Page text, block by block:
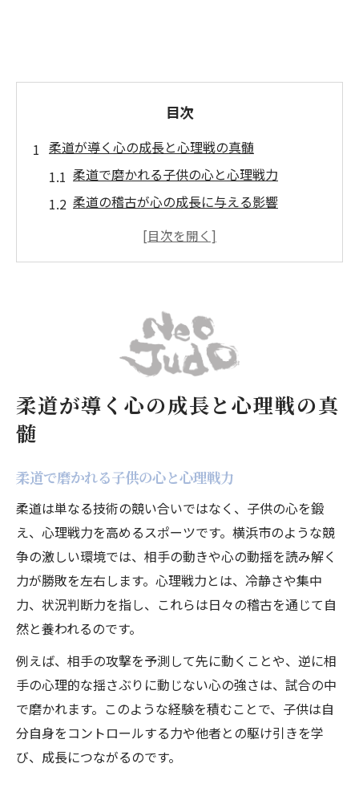
目次
柔道が導く心の成長と心理戦の真髄
柔道で磨かれる子供の心と心理戦力
柔道の稽古が心の成長に与える影響
心理戦に強くなる柔道独自の育成法
柔道心理戦で学ぶ自己調整力と共感力
横浜市で学ぶ柔道心理戦の魅力とは
横浜市の柔道指導が心理戦力を育む理由
力
横浜市で体験できる柔道心理戦の実践例
み
心理戦を極める子供たちの柔道体験記
柔道心理戦を乗り越えた子供の成長エピソ
ード
柔道で学ぶ心理戦が日常生活に役立つ瞬間
心理戦を通じて自信を得た子供たちの声
柔道経験者が語る心理戦克服のポイント
柔道心理戦で身につく諦めない力の実例
非認知能力を育む柔道指導の秘密に迫る
柔道指導で非認知能力が育つ理由を解説
柔道が導く心の成長と心理戦の真
髄
柔道で磨かれる子供の心と心理戦力
柔道は単なる技術の競い合いではなく、子供の心を鍛
え、心理戦力を高めるスポーツです。横浜市のような競
争の激しい環境では、相手の動きや心の動揺を読み解く
力が勝敗を左右します。心理戦力とは、冷静さや集中
力、状況判断力を指し、これらは日々の稽古を通じて自
然と養われるのです。
例えば、相手の攻撃を予測して先に動くことや、逆に相
手の心理的な揺さぶりに動じない心の強さは、試合の中
で磨かれます。このような経験を積むことで、子供は自
分自身をコントロールする力や他者との駆け引きを学
び、成長につながるのです。